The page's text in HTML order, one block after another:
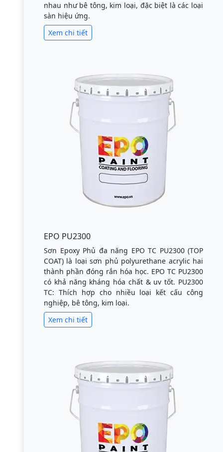
nhau như bê tông, kim loại, đặc biệt là các loại
sàn hiệu ứng.
Xem chi tiết
EPO PU2300
Sơn Epoxy Phủ đa năng EPO TC PU2300 (TOP
COAT) là loại sơn phủ polyurethane acrylic hai
thành phần đóng rắn hóa học. EPO TC PU2300
có khả năng kháng hóa chất & uv tốt. PU2300
TC: Thích hợp cho nhiều loại kết cấu công
nghiệp, bê tông, kim loại.
Xem chi tiết